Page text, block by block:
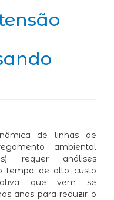
de linhas de
ambiental
requer análises
tempo de alto custo
que vem se
anos para reduzir o